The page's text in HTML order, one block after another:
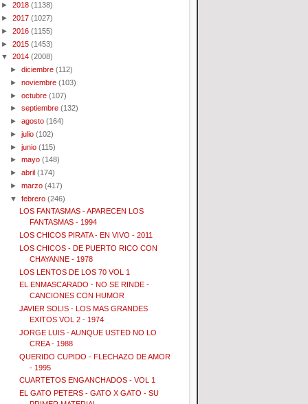
► 2018 (1138)
► 2017 (1027)
► 2016 (1155)
► 2015 (1453)
▼ 2014 (2008)
►diciembre (112)
►noviembre (103)
►octubre (107)
►septiembre (132)
►agosto (164)
►julio (102)
►junio (115)
►mayo (148)
►abril (174)
►marzo (417)
▼febrero (246)
LOS FANTASMAS - APARECEN LOS
FANTASMAS - 1994
LOS CHICOS PIRATA - EN VIVO - 2011
LOS CHICOS - DE PUERTO RICO CON
CHAYANNE - 1978
LOS LENTOS DE LOS 70 VOL 1
EL ENMASCARADO - NO SE RINDE -
CANCIONES CON HUMOR
JAVIER SOLIS - LOS MAS GRANDES
EXITOS VOL 2 - 1974
JORGE LUIS - AUNQUE USTED NO LO
CREA - 1988
QUERIDO CUPIDO - FLECHAZO DE AMOR
- 1995
CUARTETOS ENGANCHADOS - VOL 1
EL GATO PETERS - GATO X GATO - SU